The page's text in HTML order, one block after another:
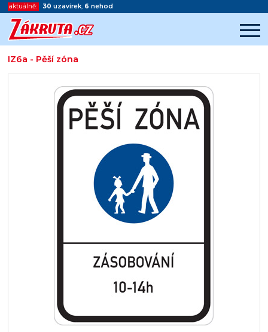
aktuálně: 30 uzavírek, 6 nehod
IZ6a - Pěší zóna
Začátek reklamy
Konec reklamy